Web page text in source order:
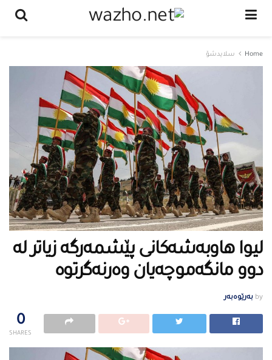
Home سلایدشۆ
لیوا هاوبەشەكانی پێشمەرگە زیاتر لە
دوو مانگەموچەیان وەرنەگرتوە
by بەرێوەبەر
0
SHARES